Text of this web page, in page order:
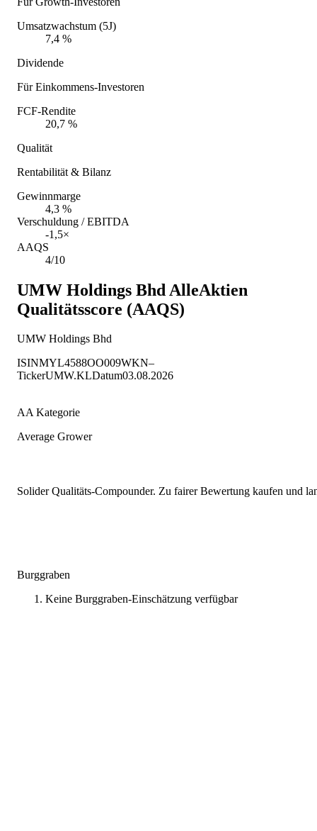
Umsatzwachstum (5J)
7,4 %
Dividende
Für Einkommens-Investoren
FCF-Rendite
20,7 %
Qualität
Rentabilität & Bilanz
Gewinnmarge
4,3 %
Verschuldung / EBITDA
-1,5×
AAQS
4/10
UMW Holdings Bhd AlleAktien
Qualitätsscore (AAQS)
UMW Holdings Bhd
ISINMYL4588OO009WKN–
TickerUMW.KLDatum03.08.2026
AA Kategorie
Average Grower
Solider Qualitäts-Compounder. Zu fairer Bewertung kaufen und
Burggraben
Keine Burggraben-Einschätzung verfügbar